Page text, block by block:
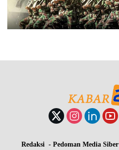
Redaksi Pedoman Media Siber